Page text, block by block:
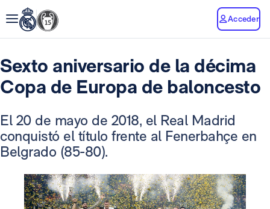
Acceder
Sexto aniversario de la décima
Copa de Europa de baloncesto
El 20 de mayo de 2018, el Real Madrid
conquistó el título frente al Fenerbahçe en
Belgrado (85-80).